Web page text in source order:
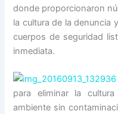
donde proporcionaron
la cultura de la denuncia
cuerpos de seguridad
inmediata.
para eliminar la
ambiente sin